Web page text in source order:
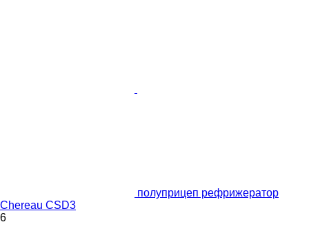
полуприцеп рефрижератор
Chereau CSD3
6